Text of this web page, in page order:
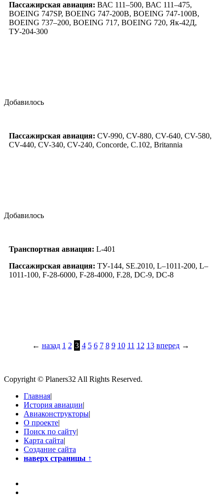
Пассажирская авиация: ВАС 111–500, ВАС 111–475,
BOEING 747SP, BOEING 747-200B, BOEING 747-100B,
BOEING 737–200, BOEING 717, BOEING 720, Як-42Д,
ТУ-204-300
Добавилось
Пассажирская авиация: CV-990, CV-880, CV-640, CV-580,
CV-440, CV-340, CV-240, Concorde, C.102, Britannia
Добавилось
Транспортная авиация: L-401
Пассажирская авиация: ТУ-144, SE.2010, L–1011-200, L–
1011-100, F-28-6000, F-28-4000, F.28, DC-9, DC-8
← назад 1 2 3 4 5 6 7 8 9 10 11 12 13 вперед→
Copyright © Planers32 All Rights Reserved.
Главная|
История авиации|
Авиаконструкторы|
О проекте|
Поиск по сайту|
Карта сайта|
Создание сайта
наверх страницы ↑